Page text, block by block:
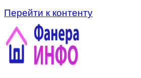
Перейти к контенту